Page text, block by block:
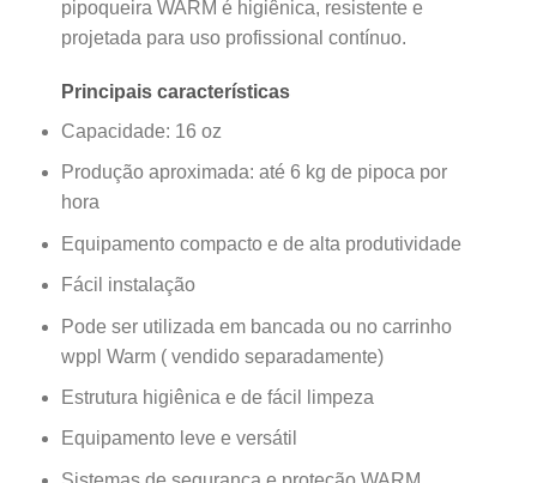
pipoqueira WARM é higiênica, resistente e
projetada para uso profissional contínuo.
Principais características
Capacidade: 16 oz
Produção aproximada: até 6 kg de pipoca por
hora
Equipamento compacto e de alta produtividade
Fácil instalação
Pode ser utilizada em bancada ou no carrinho
wppl Warm ( vendido separadamente)
Estrutura higiênica e de fácil limpeza
Equipamento leve e versátil